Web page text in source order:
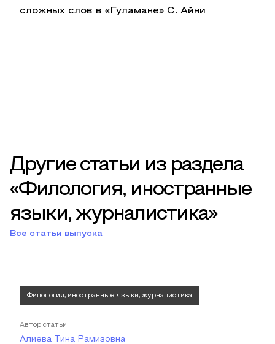
сложных слов в «Гуламане» С. Айни
Другие статьи из раздела
«Филология, иностранные
языки, журналистика»
Все статьи выпуска
Филология, иностранные языки, журналистика
Автор статьи
Алиева Тина Рамизовна